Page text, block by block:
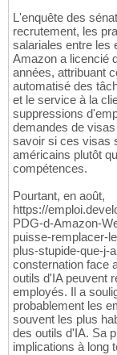
L'enquête des
recrutement, les
salariales entre les
Amazon a licencié
années, attribuant
automatisé des
et le service à la
suppressions
demandes de
savoir si ces visas
américains plutôt
compétences.
Pourtant, en août,
https://
PDG-d-Amazon-
puisse-remplacer-
plus-stupide-que-j-
consternation face
outils d'IA peuvent
employés. Il a
probablement les
souvent les plus
des outils d'IA. Sa
implications à long